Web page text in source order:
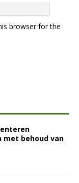
browser for the
met behoud van